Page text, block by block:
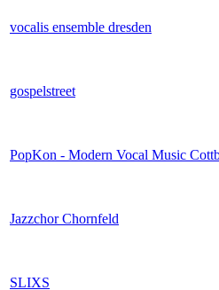
vocalis ensemble dresden
gospelstreet
PopKon - Modern Vocal Music
Jazzchor Chornfeld
SLIXS